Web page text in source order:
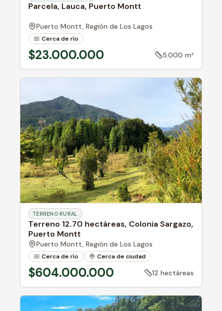
Parcela, Lauca, Puerto Montt
Puerto Montt, Región de Los Lagos
Cerca de río
$23.000.000 5.000 m²
TERRENO RURAL
Terreno 12.70 hectáreas, Colonia Sargazo,
Puerto Montt
Puerto Montt, Región de Los Lagos
Cerca de río Cerca de ciudad
$604.000.000 12 hectáreas